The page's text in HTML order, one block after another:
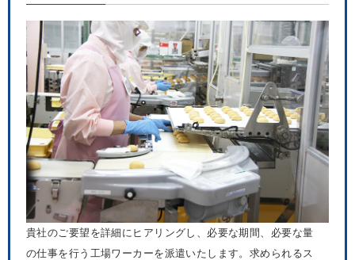
貴社のご要望を詳細にヒアリングし、必要な期間、必要な量
の仕事を行う工場ワーカーを派遣いたします。求められるス